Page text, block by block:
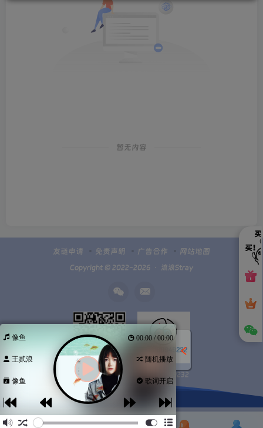
暂无内容
友链申请 免责声明 广告合作 网站地图
Copyright © 2022-2026 ・ 流浪Stray
扫码加微信 Q群100949232
像鱼 00:00 / 00:00
王贰浪 随机播放
像鱼 歌词开启